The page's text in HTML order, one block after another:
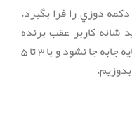
دوزي را فرا بگيرد.
كاربر عقب برنده
چرخ خياطي، پايين باشد كه دكمه زير پايه جابه جا نشود و با 3 تا 5